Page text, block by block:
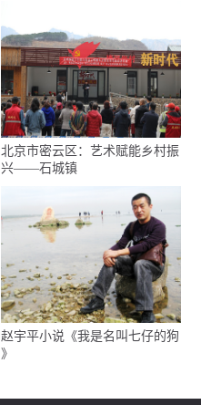
北京市密云区：艺术赋能乡村振
兴——石城镇
赵宇平小说《我是名叫七仔的狗
》